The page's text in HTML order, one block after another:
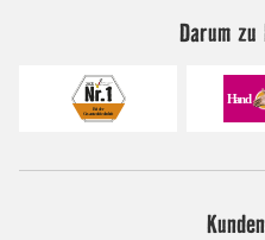
Darum zu